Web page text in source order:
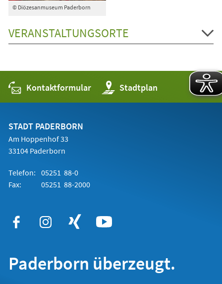
© Diözesanmuseum Paderborn
VERANSTALTUNGSORTE
Kontaktformular Stadtplan
(Öffnet
in
einem
STADT PADERBORN
Am Hoppenhof 33
33104 Paderborn
Telefon: 05251 88-0
Fax:
05251 88-2000
Paderborn überzeugt.